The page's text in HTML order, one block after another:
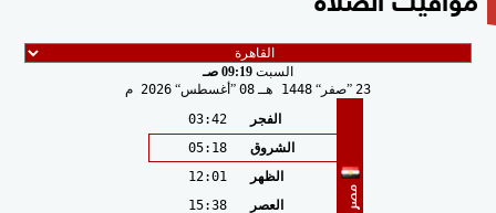
السبت 09:19 صـ
23 صفر 1448 هـ 08 أغسطس 2026 م
مصر
الفجر
03:42
الشروق
05:18
الظهر
12:01
العصر
15:38